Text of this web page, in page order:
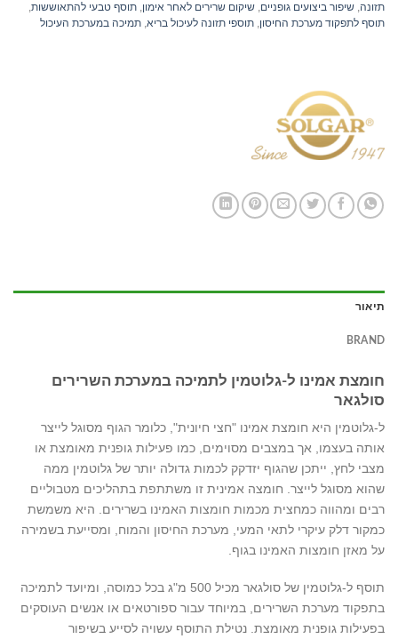
תזונה שיפור ביצועים גופניים שיקום שרירים לאחר אימון תוסף טבעי להתאוששות
תוסף לתפקוד מערכת החיסון תוספי תזונה לעיכול בריא תמיכה במערכת העיכול
תיאור
BRAND
חומצת אמינו ל-גלוטמין לתמיכה במערכת השרירים
סולגאר
ל-גלוטמין היא חומצת אמינו "חצי חיונית", כלומר הגוף מסוגל לייצר
אותה בעצמו, אך במצבים מסוימים, כמו פעילות גופנית מאומצת או
מצבי לחץ, ייתכן שהגוף יזדקק לכמות גדולה יותר של גלוטמין ממה
שהוא מסוגל לייצר. חומצה אמינית זו משתתפת בתהליכים מטבוליים
רבים ומהווה כמחצית מכמות חומצות האמינו בשרירים. היא משמשת
כמקור דלק עיקרי לתאי המעי, מערכת החיסון והמוח, ומסייעת בשמירה
על מאזן חומצות האמינו בגוף.
תוסף ל-גלוטמין של סולגאר מכיל 500 מ"ג בכל כמוסה, ומיועד לתמיכה
בתפקוד מערכת השרירים, במיוחד עבור ספורטאים או אנשים העוסקים
בפעילות גופנית מאומצת. נטילת התוסף עשויה לסייע בשיפור